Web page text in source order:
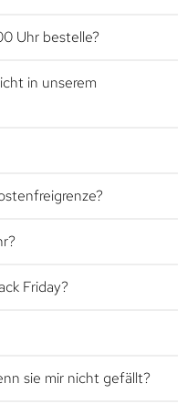
Uhr bestelle?
in unserem
Friday?
sie mir nicht gefällt?